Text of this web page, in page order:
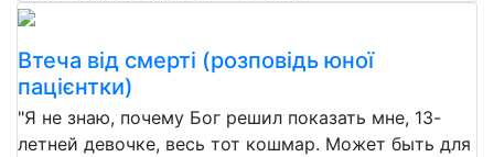
Втеча від смерті (розповідь юної
пацієнтки)
"Я не знаю, почему Бог решил показать мне, 13-
летней девочке, весь тот кошмар. Может быть для